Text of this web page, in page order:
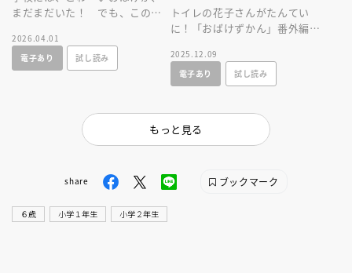
まだまだいた！ でも、このお
気「おばけずかん」シリーズ。
2026.04.01
電子あり
試し読み
トイレの花子さんがたんてい
に！「おばけずかん」番外編、
さんがしょうてんがいのじけん
をかいけつ！
2025.12.09
電子あり
試し読み
もっと見る
share ブックマーク
６歳 小学１年生 小学２年生